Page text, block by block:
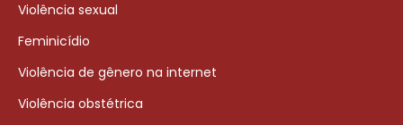
Violência sexual
Feminicídio
Violência de gênero na internet
Violência obstétrica